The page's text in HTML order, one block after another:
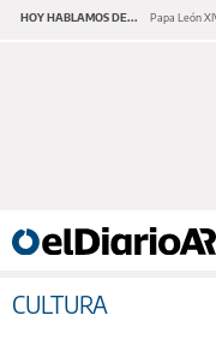
HOY HABLAMOS DE... Papa León
CULTURA